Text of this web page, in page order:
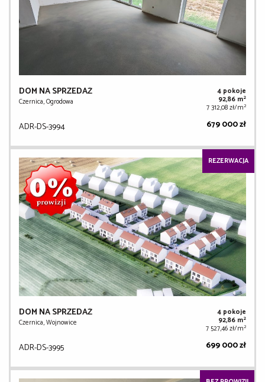
DOM NA SPRZEDAŻ
Czernica, Ogrodowa
4 pokoje
92,86 m2
7 312,08 zł/m2
ADR-DS-3994 679 000 zł
REZERWACJA
DOM NA SPRZEDAŻ
Czernica, Wojnowice
4 pokoje
92,86 m2
7 527,46 zł/m2
ADR-DS-3995 699 000 zł